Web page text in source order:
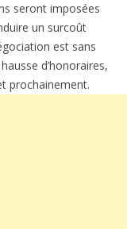
seront imposées
un surcoût
est sans
d’honoraires,
prochainement.